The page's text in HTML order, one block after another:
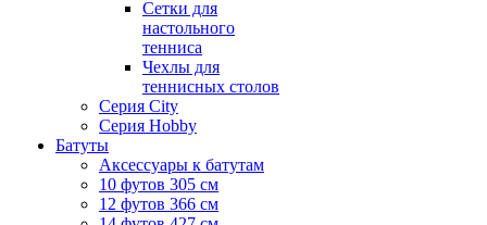
Сетки для
настольного
тенниса
Чехлы для
теннисных столов
Серия City
Серия Hobby
Батуты
Аксессуары к батутам
10 футов 305 см
12 футов 366 см